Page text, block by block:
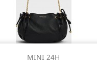
MINI 24H
Aperçu rapide